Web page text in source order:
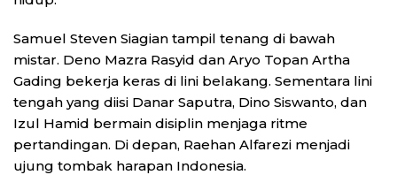
Samuel Steven Siagian tampil tenang di bawah
mistar. Deno Mazra Rasyid dan Aryo Topan Artha
Gading bekerja keras di lini belakang. Sementara lini
tengah yang diisi Danar Saputra, Dino Siswanto, dan
Izul Hamid bermain disiplin menjaga ritme
pertandingan. Di depan, Raehan Alfarezi menjadi
ujung tombak harapan Indonesia.